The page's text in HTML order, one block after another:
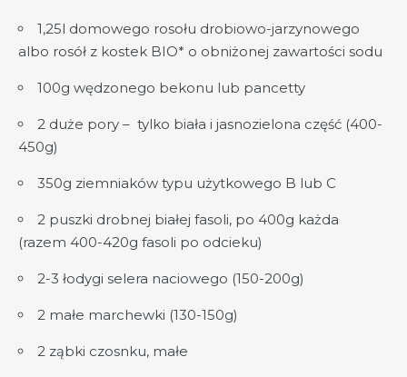
1,25l domowego rosołu drobiowo-jarzynowego
albo rosół z kostek BIO* o obniżonej zawartości sodu
100g wędzonego bekonu lub pancetty
2 duże pory – tylko biała i jasnozielona część (400-
450g)
350g ziemniaków typu użytkowego B lub C
2 puszki drobnej białej fasoli, po 400g każda
(razem 400-420g fasoli po odcieku)
2-3 łodygi selera naciowego (150-200g)
2 małe marchewki (130-150g)
2 ząbki czosnku, małe